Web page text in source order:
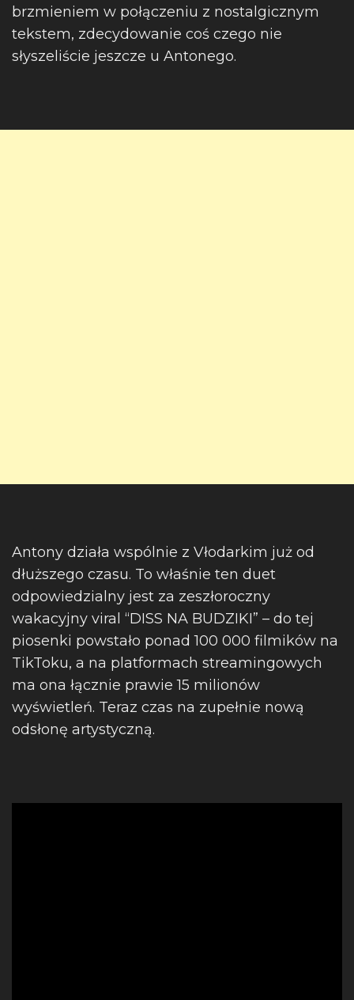
brzmieniem w połączeniu z nostalgicznym
tekstem, zdecydowanie coś czego nie
słyszeliście jeszcze u Antonego.
Antony działa wspólnie z Vłodarkim już od
dłuższego czasu. To właśnie ten duet
odpowiedzialny jest za zeszłoroczny
wakacyjny viral “DISS NA BUDZIKI” – do tej
piosenki powstało ponad 100 000 filmików na
TikToku, a na platformach streamingowych
ma ona łącznie prawie 15 milionów
wyświetleń. Teraz czas na zupełnie nową
odsłonę artystyczną.